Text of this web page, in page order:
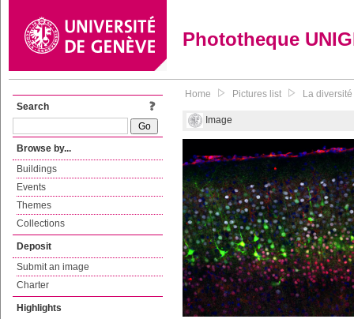
Phototheque
Search
Browse by...
Buildings
Events
Themes
Collections
Deposit
Submit an image
Charter
Highlights
Home Pictures list La
Image